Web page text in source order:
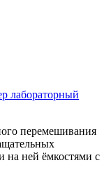
лабораторный
перемешивания
ней ёмкостями с